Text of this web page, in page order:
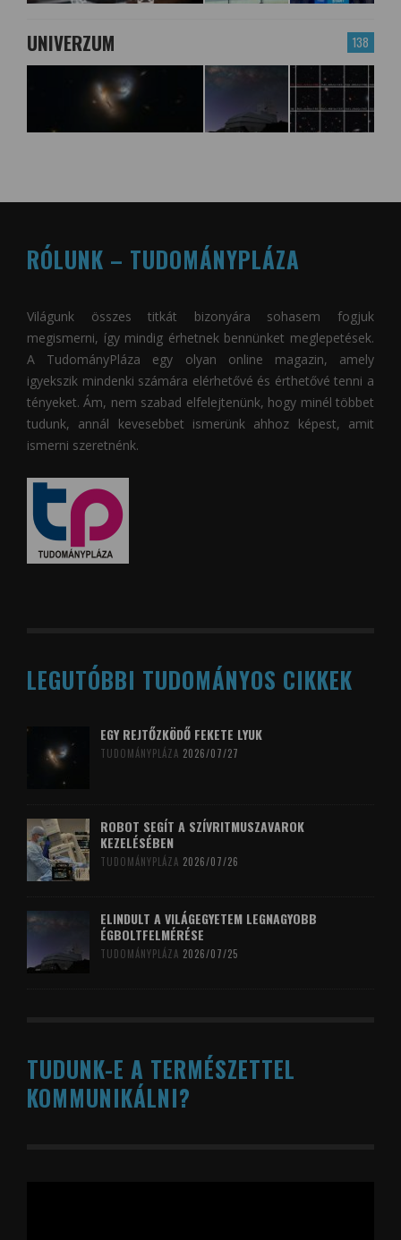
138
UNIVERZUM
RÓLUNK – TUDOMÁNYPLÁZA
Világunk összes titkát bizonyára sohasem fogjuk
megismerni, így mindig érhetnek bennünket meglepetések.
A TudományPláza egy olyan online magazin, amely
igyekszik mindenki számára elérhetővé és érthetővé tenni a
tényeket. Ám, nem szabad elfelejtenünk, hogy minél többet
tudunk, annál kevesebbet ismerünk ahhoz képest, amit
ismerni szeretnénk.
LEGUTÓBBI TUDOMÁNYOS CIKKEK
EGY REJTŐZKÖDŐ FEKETE LYUK
TUDOMÁNYPLÁZA 2026/07/27
ROBOT SEGÍT A SZÍVRITMUSZAVAROK
KEZELÉSÉBEN
TUDOMÁNYPLÁZA 2026/07/26
ELINDULT A VILÁGEGYETEM LEGNAGYOBB
ÉGBOLTFELMÉRÉSE
TUDOMÁNYPLÁZA 2026/07/25
TUDUNK-E A TERMÉSZETTEL
KOMMUNIKÁLNI?